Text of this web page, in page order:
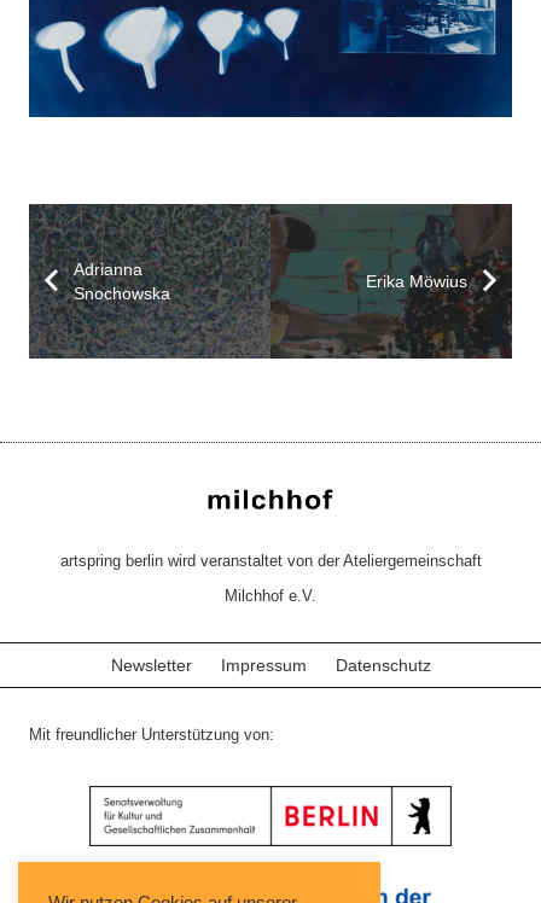
Adrianna
Snochowska
Erika Möwius
artspring berlin wird veranstaltet von der Ateliergemeinschaft
Milchhof e.V.
Newsletter Impressum Datenschutz
Mit freundlicher Unterstützung von: